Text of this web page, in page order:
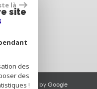
powered by Google
là
site
des
des
!